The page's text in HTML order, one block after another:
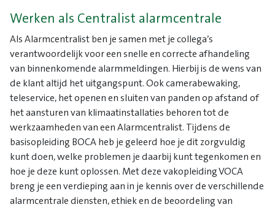
Werken als Centralist alarmcentrale
Als Alarmcentralist ben je samen met je collega’s
verantwoordelijk voor een snelle en correcte afhandeling
van binnenkomende alarmmeldingen. Hierbij is de wens van
de klant altijd het uitgangspunt. Ook camerabewaking,
teleservice, het openen en sluiten van panden op afstand of
het aansturen van klimaatinstallaties behoren tot de
werkzaamheden van een Alarmcentralist. Tijdens de
basisopleiding BOCA heb je geleerd hoe je dit zorgvuldig
kunt doen, welke problemen je daarbij kunt tegenkomen en
hoe je deze kunt oplossen. Met deze vakopleiding VOCA
breng je een verdieping aan in je kennis over de verschillende
alarmcentrale diensten, ethiek en de beoordeling van